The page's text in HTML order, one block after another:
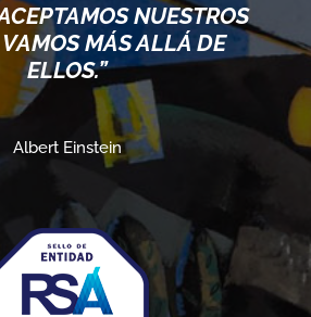
NUESTROS
MÁS ALLÁ DE
ELLOS.”
Albert Einstein